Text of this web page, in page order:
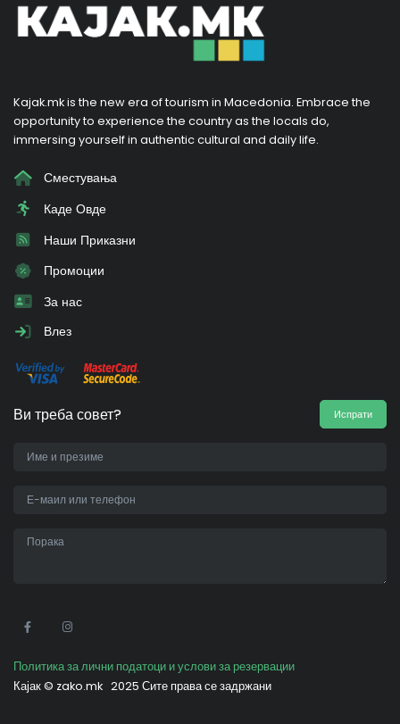
Kajak.mk is the new era of tourism in Macedonia. Embrace the
opportunity to experience the country as the locals do,
immersing yourself in authentic cultural and daily life.
Сместувања
Каде Овде
Наши Приказни
Промоции
За нас
Влез
Ви треба совет? Испрати
Политика за лични податоци и услови за резервации
Кајак © zako.mk 2025 Сите права се задржани